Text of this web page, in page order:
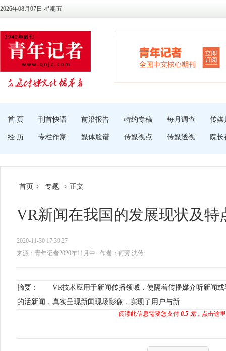
2026年08月07日 星期五
首 页 刊首快语 前沿报告 特约专稿 每月调查 传媒
经 历 专栏作家 媒体脸谱 传媒视点 传媒透视 院长
首页 > 专题 > 正文
VR新闻在我国的发展现状及特
2020-11-30 17:39:27
来源：青年记者2020年11月中
作者：何芳 沈伶
摘要： VR技术应用于新闻传播领域，使隔着传播媒介听新闻或
的活新闻，真实呈现新闻现场影像，实现了用户与新
阅读此信息需要您支付 0.5 元，点击这